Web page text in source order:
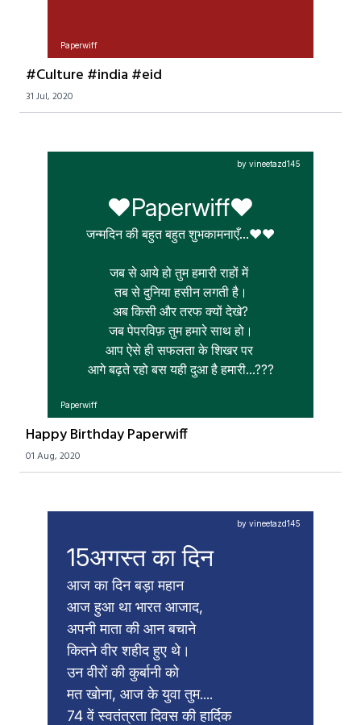
Paperwiff
#Culture #india #eid
31 Jul, 2020
❤️Paperwiff❤️
जन्मदिन की बहुत बहुत शुभकामनाएँ...❤️❤️
जब से आये हो तुम हमारी राहों में
तब से दुनिया हसीन लगती है।
अब किसी और तरफ क्यों देखे?
जब पेपरविफ़ तुम हमारे साथ हो।
आप ऐसे ही सफलता के शिखर पर
आगे बढ़ते रहो बस यही दुआ है हमारी...???
Paperwiff
by vineetazd145
Happy Birthday Paperwiff
01 Aug, 2020
15अगस्त का दिन
आज का दिन बड़ा महान
आज हुआ था भारत आजाद,
अपनी माता की आन बचाने
कितने वीर शहीद हुए थे।
उन वीरों की कुर्बानी को
मत खोना, आज के युवा तुम....
74 वें स्वतंत्रता दिवस की हार्दिक
by vineetazd145